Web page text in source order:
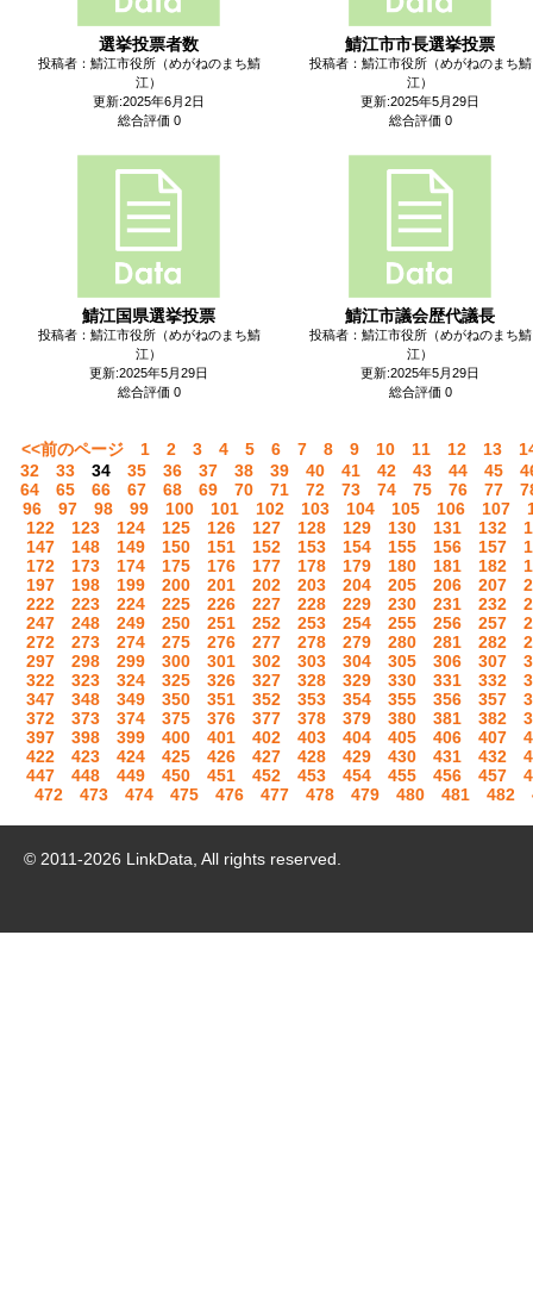
選挙投票者数
投稿者：鯖江市役所（めがねのまち鯖
江）
更新:2025年6月2日
総合評価 0
鯖江市市長選挙投票
投稿者：鯖江市役所（めがねのまち鯖
江）
更新:2025年5月29日
総合評価 0
鯖江国県選挙投票
投稿者：鯖江市役所（めがねのまち鯖
江）
更新:2025年5月29日
総合評価 0
鯖江市議会歴代議長
投稿者：鯖江市役所（めがねのまち鯖
江）
更新:2025年5月29日
総合評価 0
<<前のページ 1 2 3 4 5 6 7 8 9 10 11 12 13
32
33 34 35 36 37 38 39 40 41 42 43 44 45
64
65 66 67 68 69 70 71 72 73 74 75 76 77
96
97 98 99 100 101 102 103 104 105 106 107
122
123 124 125 126 127 128 129 130 131 132
147
148 149 150 151 152 153 154 155 156 157
172
173 174 175 176 177 178 179 180 181 182
197
198 199 200 201 202 203 204 205 206 207
222
223 224 225 226 227 228 229 230 231 232
247
248 249 250 251 252 253 254 255 256 257
272
273 274 275 276 277 278 279 280 281 282
297
298 299 300 301 302 303 304 305 306 307
322
323 324 325 326 327 328 329 330 331 332
347
348 349 350 351 352 353 354 355 356 357
372
373 374 375 376 377 378 379 380 381 382
397
398 399 400 401 402 403 404 405 406 407
422
423 424 425 426 427 428 429 430 431 432
447
448 449 450 451 452 453 454 455 456 457
472
473 474 475 476 477 478 479 480 481 482
© 2011-2026 LinkData, All rights reserved.